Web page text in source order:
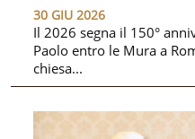
30 GIU 2026
Il 2026 segna il 150°
Paolo entro le Mura a
chiesa...